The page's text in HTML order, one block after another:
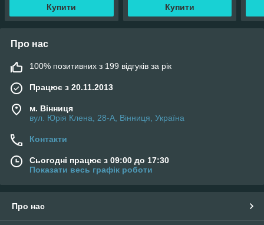
Купити Купити
Про нас
100% позитивних з 199 відгуків за рік
Працює з 20.11.2013
м. Вінниця
вул. Юрія Клена, 28-А, Вінниця, Україна
Контакти
Сьогодні працює з 09:00 до 17:30
Показати весь графік роботи
Про нас